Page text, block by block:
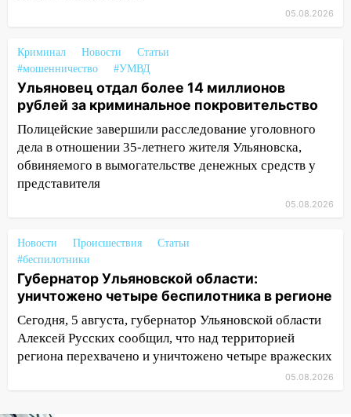
23:27
Прокуратура проверяет
капремонт школы в посёлке Налейка
22:33 Прокуратура проверяет
спортивные объекты в Старой Майне
21:01 Ульяновцев приглашают сдать
кровь: День донора пройдёт 6 августа
20:17 Ульяновская область девятую
19:33
Коровы-рекордсменки: в
Ульяновской области выросли надои
молока
18:20
В Ульяновской области до конца
года благоустроят 20 родников
17:27 В Ульяновской области 114 детей-
сирот получили жильё с начала года
05.08.2026
Криминал Новости
Статьи
#мошенничество
#УМВД
Ульяновец отдал более 14 миллионов
рублей за криминальное покровительство
Полицейские завершили расследование уголовного
дела в отношении 35-летнего жителя Ульяновска,
обвиняемого в вымогательстве денежных средств у
представителя
05.08.2026
Новости Происшествия
Статьи
#беспилотники
Губернатор Ульяновской области:
уничтожено четыре беспилотника в регионе
Сегодня, 5 августа, губернатор Ульяновской области
Алексей Русских сообщил, что над территорией
региона перехвачено и уничтожено четыре вражеских
05.08.2026